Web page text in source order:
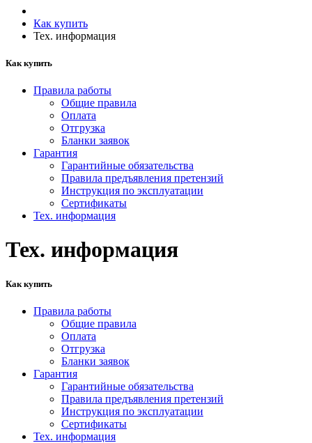
Как купить
Тех. информация
Как купить
Правила работы
Общие правила
Оплата
Отгрузка
Бланки заявок
Гарантия
Гарантийные обязательства
Правила предъявления претензий
Инструкция по эксплуатации
Сертификаты
Тех. информация
Тех. информация
Как купить
Правила работы
Общие правила
Оплата
Отгрузка
Бланки заявок
Гарантия
Гарантийные обязательства
Правила предъявления претензий
Инструкция по эксплуатации
Сертификаты
Тех. информация